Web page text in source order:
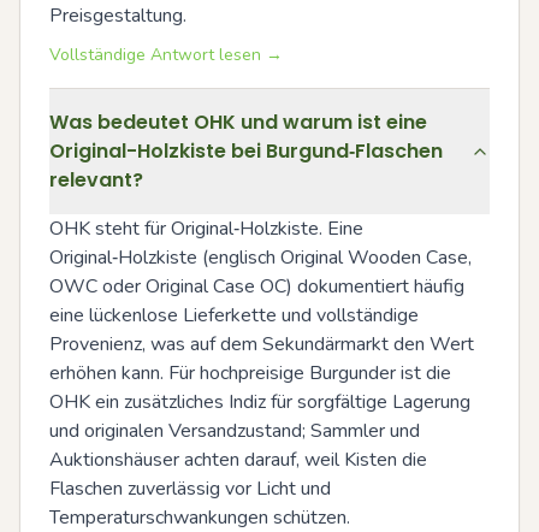
Preisgestaltung.
Vollständige Antwort lesen →
Was bedeutet OHK und warum ist eine
Original-Holzkiste bei Burgund‑Flaschen
relevant?
OHK steht für Original‑Holzkiste. Eine
Original‑Holzkiste (englisch Original Wooden Case,
OWC oder Original Case OC) dokumentiert häufig
eine lückenlose Lieferkette und vollständige
Provenienz, was auf dem Sekundärmarkt den Wert
erhöhen kann. Für hochpreisige Burgunder ist die
OHK ein zusätzliches Indiz für sorgfältige Lagerung
und originalen Versandzustand; Sammler und
Auktionshäuser achten darauf, weil Kisten die
Flaschen zuverlässig vor Licht und
Temperaturschwankungen schützen.